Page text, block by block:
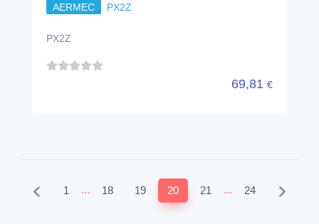
AERMEC PX2Z
PX2Z
69,81 €
1 ... 18 19 20 21 ... 24